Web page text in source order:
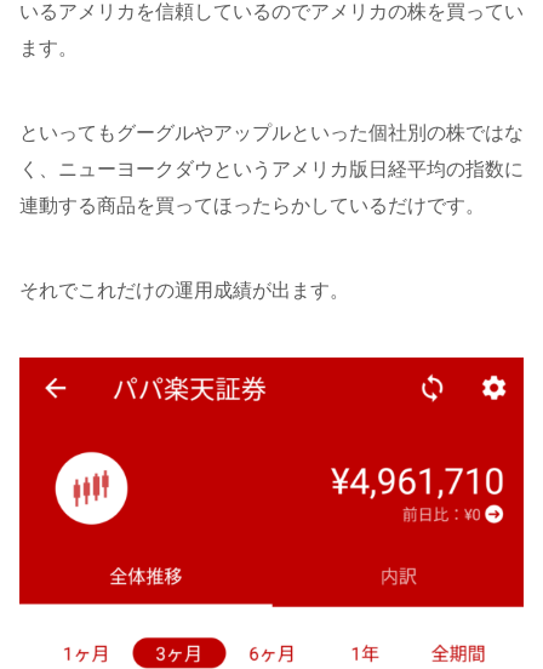
いるアメリカを信頼しているのでアメリカの株を買ってい
ます。
といってもグーグルやアップルといった個社別の株ではな
く、ニューヨークダウというアメリカ版日経平均の指数に
連動する商品を買ってほったらかしているだけです。
それでこれだけの運用成績が出ます。